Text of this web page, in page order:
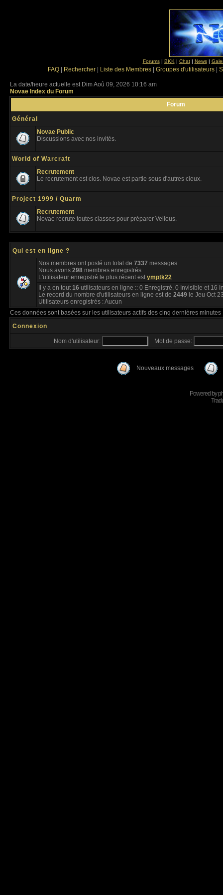
Forums| BKK | Chat| News|
FAQ Rechercher Liste des Membres Groupes d'utilisateurs
La date/heure actuelle est Dim Aoû 09, 2026 10:16 am
Novae Index du Forum
Forum
Général
Novae Public
Discussions avec nos invités.
World of Warcraft
Recrutement
Le recrutement est clos. Novae est partie sous d'autres cieux.
Project 1999 / Quarm
Recrutement
Novae recrute toutes classes pour préparer Velious.
Qui est en ligne ?
Nos membres ont posté un total de 7337 messages
Nous avons 298 membres enregistrés
L'utilisateur enregistré le plus récent estymptk22
Il y a en tout16 utilisateurs en ligne :: 0 Enregistré, 0 Invisible et 16
Le record du nombre d'utilisateurs en ligne est de 2449 le Jeu Oct
Utilisateurs enregistrés : Aucun
Ces données sont basées sur les utilisateurs actifs des cinq dernières minutes
Connexion
Nom d'utilisateur: Mot de passe:
Nouveaux messages
Powered by